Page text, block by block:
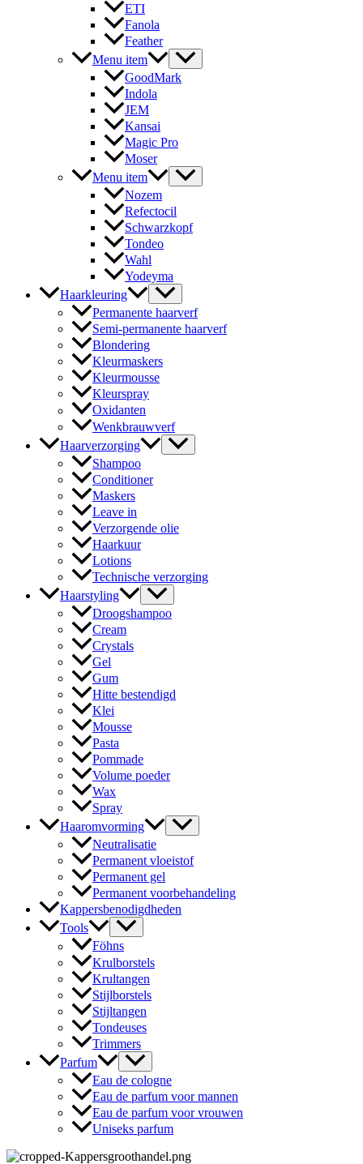
ETI
Fanola
Feather
Menu item
GoodMark
Indola
JEM
Kansai
Magic Pro
Moser
Menu item
Nozem
Refectocil
Schwarzkopf
Tondeo
Wahl
Yodeyma
Haarkleuring
Permanente haarverf
Semi-permanente haarverf
Blondering
Kleurmaskers
Kleurmousse
Kleurspray
Oxidanten
Wenkbrauwverf
Haarverzorging
Shampoo
Conditioner
Maskers
Leave in
Verzorgende olie
Haarkuur
Lotions
Technische verzorging
Haarstyling
Droogshampoo
Cream
Crystals
Gel
Gum
Hitte bestendigd
Klei
Mousse
Pasta
Pommade
Volume poeder
Wax
Spray
Haaromvorming
Neutralisatie
Permanent vloeistof
Permanent gel
Permanent voorbehandeling
Kappersbenodigdheden
Tools
Föhns
Krulborstels
Krultangen
Stijlborstels
Stijltangen
Tondeuses
Trimmers
Parfum
Eau de cologne
Eau de parfum voor mannen
Eau de parfum voor vrouwen
Uniseks parfum